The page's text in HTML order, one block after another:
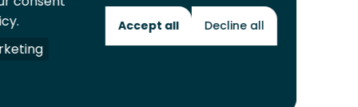
Toekomstmakers
Accept all Decline all